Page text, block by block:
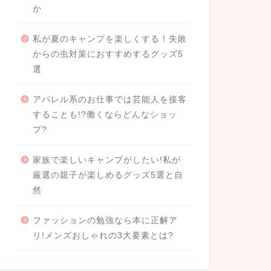
か
私が夏のキャンプを楽しくする！失敗
からの虫対策におすすめするグッズ5
選
アパレル系のお仕事では芸能人を接客
することも!?働くならどんなショッ
プ?
家族で楽しいキャンプがしたい!私が
厳選の親子が楽しめるグッズ5選と自
然
ファッションの勉強なら本に正解ア
リ!メンズおしゃれの3大要素とは?